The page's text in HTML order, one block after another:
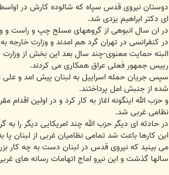
دوستان نیروی قدس سپاه که شالوده کارش در
ای دکتر ابراهیم یزدی شد.
در ان سال انبوهی از گروههای مسلح چپ و راست
در کنفرانسی در تهران گرد هم امدند و وزارت خارجه
البته حمایت معنوی-چند سال بعد این بخش از
رییس جمهور فعلی عراق همکاری می کردند.
سپس جریان حمله اسراییل به لبنان پیش امد و علی
شده از جنبش امل پرداختند.
و حزب الله اینگونه اغاز به کار کرد و در اولین
نظامی غربی شد.
در حادثه ای دیگر حزب الله چند امریکایی دیگر را به
این کارها باعث شد تمامی نظامیان غربی از لبنان پا به فرار بگذارند و لبنان به لبنانیها
می بینید که نیروی قدس در لبنان دست به چه کار
سالها گذشت و این نیرو اماج اتهامات رسانه های